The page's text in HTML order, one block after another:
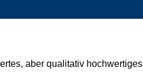
aber qualitativ hochwertiges